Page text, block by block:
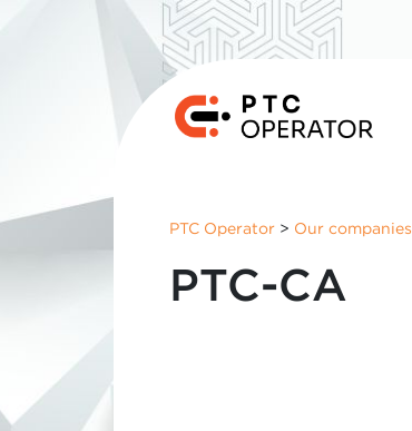
PTC Operator > Our companies
PTC-CA